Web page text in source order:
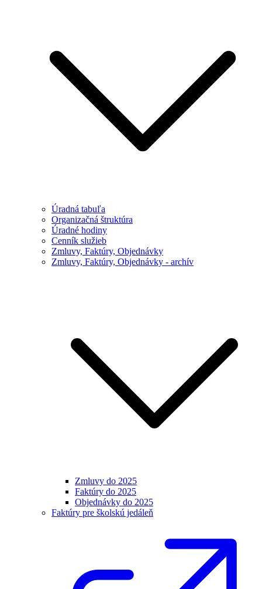
Úradná tabuľa
Organizačná štruktúra
Úradné hodiny
Cenník služieb
Zmluvy, Faktúry, Objednávky
Zmluvy, Faktúry, Objednávky - archív
Zmluvy do 2025
Faktúry do 2025
Objednávky do 2025
Faktúry pre školskú jedáleň